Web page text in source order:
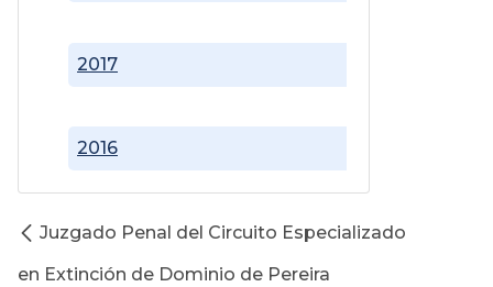
2016
2017
Juzgado Penal del Circuito Especializado
en Extinción de Dominio de Pereira